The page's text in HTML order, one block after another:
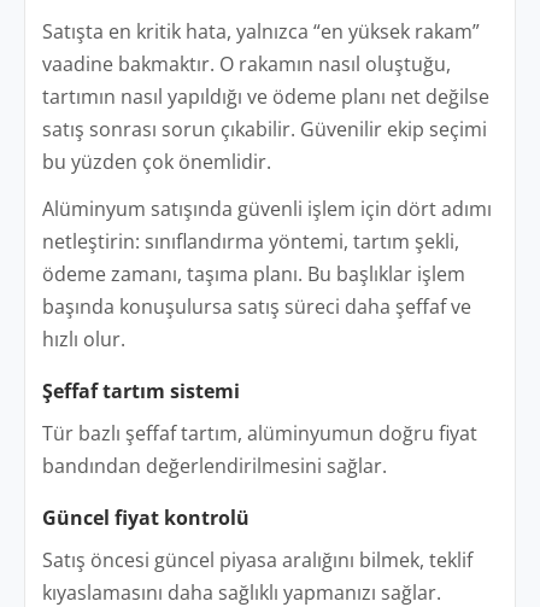
Satışta en kritik hata, yalnızca “en yüksek rakam”
vaadine bakmaktır. O rakamın nasıl oluştuğu,
tartımın nasıl yapıldığı ve ödeme planı net değilse
satış sonrası sorun çıkabilir. Güvenilir ekip seçimi
bu yüzden çok önemlidir.
Alüminyum satışında güvenli işlem için dört adımı
netleştirin: sınıflandırma yöntemi, tartım şekli,
ödeme zamanı, taşıma planı. Bu başlıklar işlem
başında konuşulursa satış süreci daha şeffaf ve
hızlı olur.
Şeffaf tartım sistemi
Tür bazlı şeffaf tartım, alüminyumun doğru fiyat
bandından değerlendirilmesini sağlar.
Güncel fiyat kontrolü
Satış öncesi güncel piyasa aralığını bilmek, teklif
kıyaslamasını daha sağlıklı yapmanızı sağlar.